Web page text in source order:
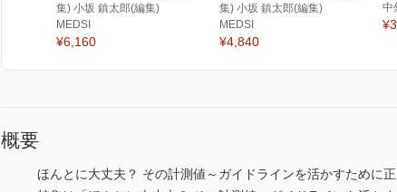
集) 小坂 鎮太郎(編集)
MEDSI
¥6,160
集) 小坂 鎮太郎(編集)
MEDSI
¥4,840
中
概要
ほんとに大丈夫？ その計測値～ガイドラインを活かすために